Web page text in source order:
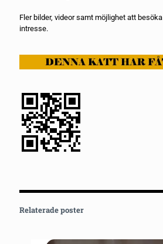
Fler bilder, videor samt möjlighet att
intresse.
Relaterade poster